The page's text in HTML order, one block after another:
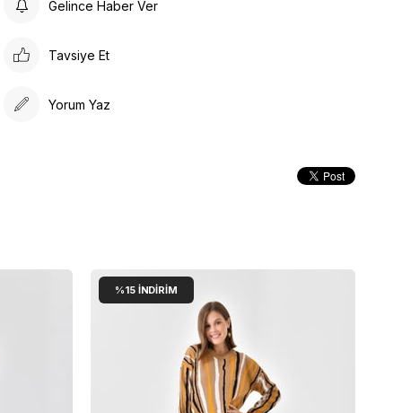
Çamaşır Suyu Kullanmayınız
Gelince Haber Ver
Tavsiye Et
Yorum Yaz
%15 İNDIRIM